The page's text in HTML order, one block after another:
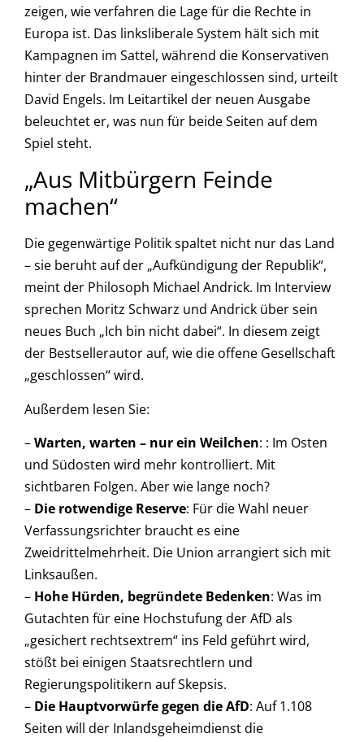
zeigen, wie verfahren die Lage für die Rechte in
Europa ist. Das linksliberale System hält sich mit
Kampagnen im Sattel, während die Konservativen
hinter der Brandmauer eingeschlossen sind, urteilt
David Engels. Im Leitartikel der neuen Ausgabe
beleuchtet er, was nun für beide Seiten auf dem
Spiel steht.
„Aus Mitbürgern Feinde
machen“
Die gegenwärtige Politik spaltet nicht nur das Land
– sie beruht auf der „Aufkündigung der Republik“,
meint der Philosoph Michael Andrick. Im Interview
sprechen Moritz Schwarz und Andrick über sein
neues Buch „Ich bin nicht dabei“. In diesem zeigt
der Bestsellerautor auf, wie die offene Gesellschaft
„geschlossen“ wird.
Außerdem lesen Sie:
–Warten, warten – nur ein Weilchen: : Im Osten
und Südosten wird mehr kontrolliert. Mit
sichtbaren Folgen. Aber wie lange noch?
– Die rotwendige Reserve: Für die Wahl neuer
Verfassungsrichter braucht es eine
Zweidrittelmehrheit. Die Union arrangiert sich mit
Linksaußen.
– Hohe Hürden, begründete Bedenken: Was im
Gutachten für eine Hochstufung der AfD als
„gesichert rechtsextrem“ ins Feld geführt wird,
stößt bei einigen Staatsrechtlern und
Regierungspolitikern auf Skepsis.
– Die Hauptvorwürfe gegen die AfD: Auf 1.108
Seiten will der Inlandsgeheimdienst die